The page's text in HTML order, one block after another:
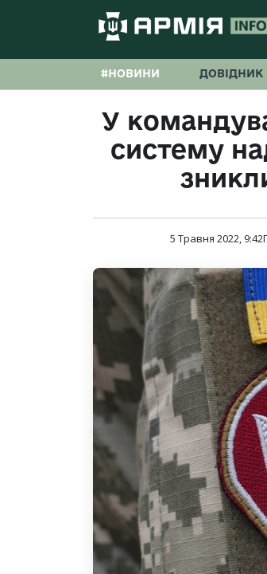
#НОВИНИ ДОВІДНИК
У
систему
5 Травня 2022, 9:42